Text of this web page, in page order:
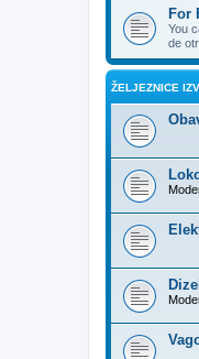
For
You
ŽELJEZNICE